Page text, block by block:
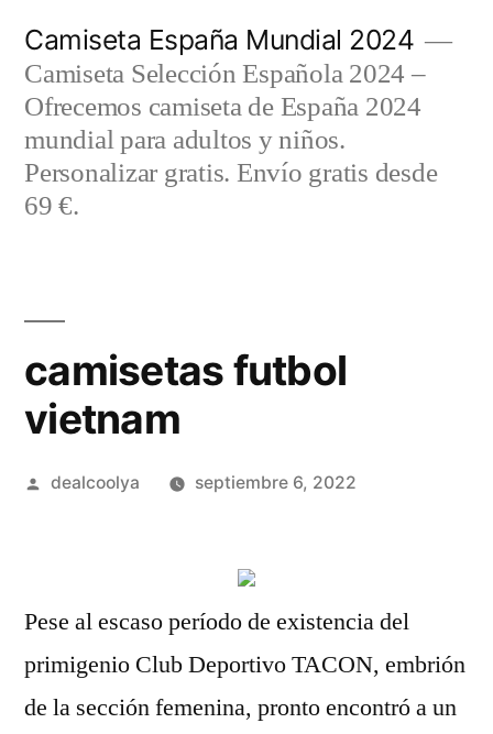
contenido
Camiseta España Mundial 2024
Camiseta Selección Española 2024 –
Ofrecemos camiseta de España 2024
mundial para adultos y niños.
Personalizar gratis. Envío gratis desde
69 €.
camisetas futbol
vietnam
Publicado
dealcoolya septiembre 6, 2022
Pese al escaso período de existencia del
primigenio Club Deportivo TACON, embrión
de la sección femenina, pronto encontró a un